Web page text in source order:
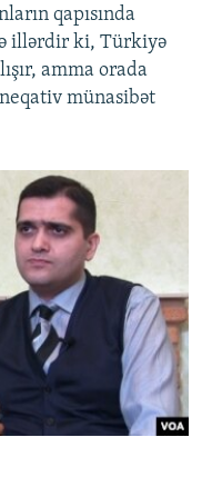
qapısında
illərdir ki, Türkiyə
amma orada
münasibət